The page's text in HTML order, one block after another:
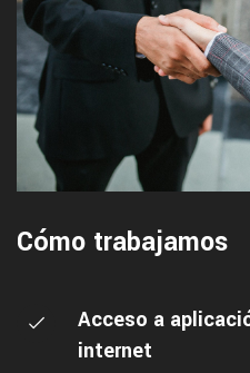
Cómo trabajamos
Acceso a
internet